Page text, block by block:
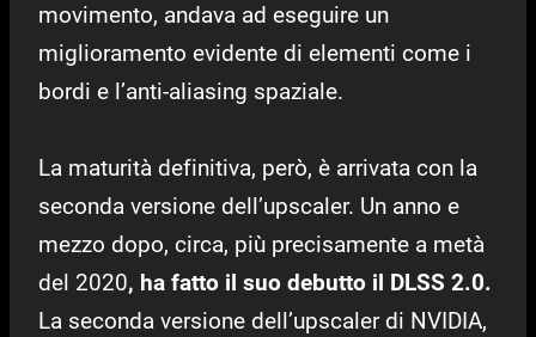
movimento, andava ad eseguire un
miglioramento evidente di elementi come i
bordi e l’anti-aliasing spaziale.
La maturità definitiva, però, è arrivata con la
seconda versione dell’upscaler. Un anno e
mezzo dopo, circa, più precisamente a metà
del 2020, ha fatto il suo debutto il DLSS 2.0.
La seconda versione dell’upscaler di NVIDIA,